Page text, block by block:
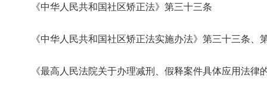
《中华人民共和国社区矫正法》第三十三条
《中华人民共和国社区矫正法实施办法》第三十三条、
《最高人民法院关于办理减刑、假释案件具体应用法律